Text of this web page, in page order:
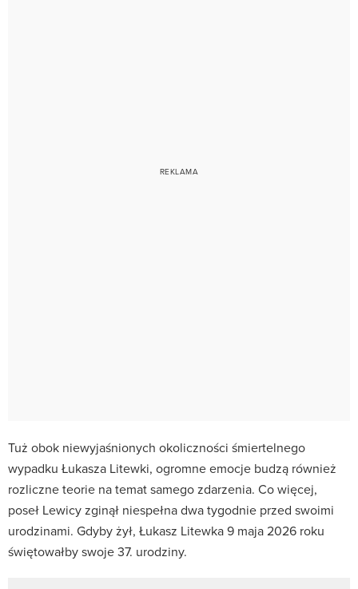
Tuż obok niewyjaśnionych okoliczności śmiertelnego
wypadku Łukasza Litewki, ogromne emocje budzą również
rozliczne teorie na temat samego zdarzenia. Co więcej,
poseł Lewicy zginął niespełna dwa tygodnie przed swoimi
urodzinami. Gdyby żył, Łukasz Litewka 9 maja 2026 roku
świętowałby swoje 37. urodziny.